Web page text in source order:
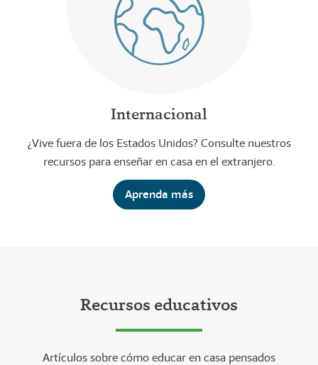
Internacional
¿Vive fuera de los Estados Unidos? Consulte nuestros
recursos para enseñar en casa en el extranjero.
Aprenda más
Recursos educativos
Artículos sobre cómo educar en casa pensados